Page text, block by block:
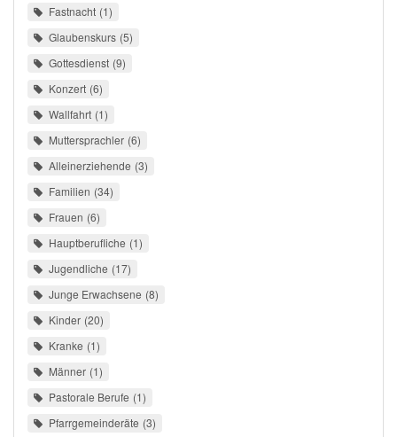
Fastnacht 1
Glaubenskurs 5
Gottesdienst 9
Konzert 6
Wallfahrt 1
Muttersprachler 6
Alleinerziehende 3
Familien 34
Frauen 6
Hauptberufliche 1
Jugendliche 17
Junge Erwachsene 8
Kinder 20
Kranke 1
Männer 1
Pastorale Berufe 1
Pfarrgemeinderäte 3